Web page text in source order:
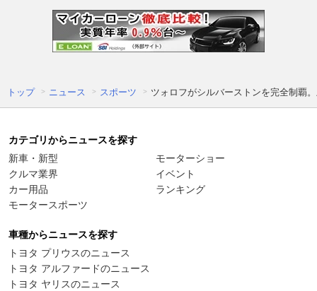
トップ ニュース スポーツ ツォロフがシルバーストンを完全制覇
カテゴリからニュースを探す
新車・新型
クルマ業界
カー用品
モータースポーツ
モーターショー
イベント
ランキング
車種からニュースを探す
トヨタ プリウスのニュース
トヨタ アルファードのニュース
トヨタ ヤリスのニュース